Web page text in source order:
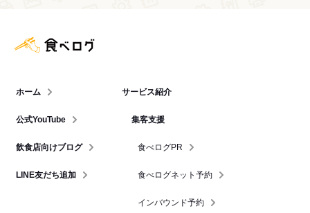
ホーム
公式YouTube
飲食店向けブログ
LINE友だち追加
サービス紹介
集客支援
食べログPR
食べログネット予約
インバウンド予約